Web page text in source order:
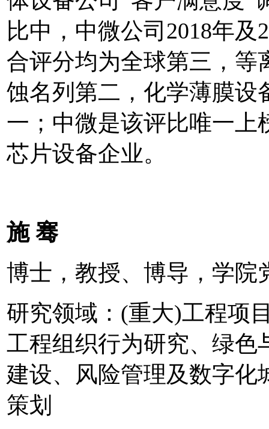
比中，中微公司2018年及
合评分均为全球第三，等
蚀名列第二，化学薄膜设
一；中微是该评比唯一上
芯片设备企业。
施 骞
博士，教授、博导，学院
研究领域：(重大)工程项
工程组织行为研究、绿色
建设、风险管理及数字化
策划